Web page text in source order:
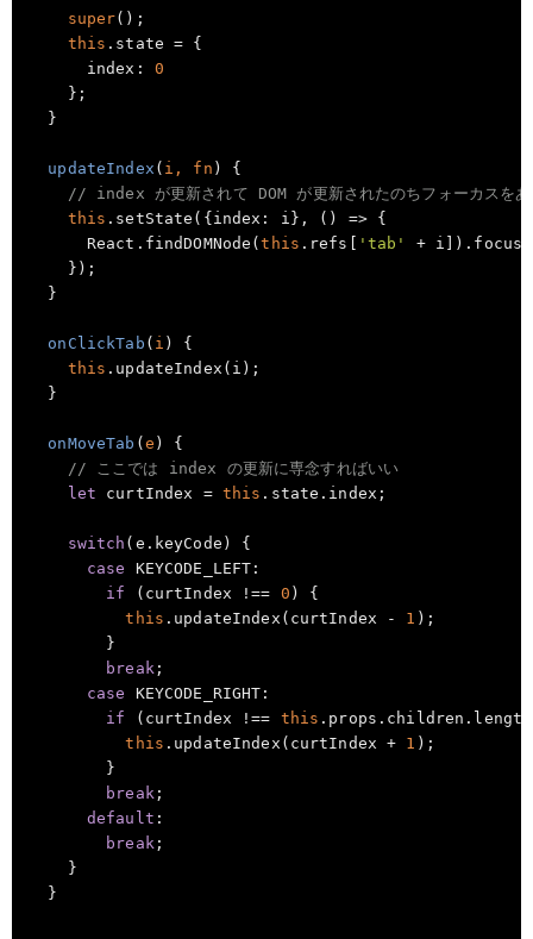
super();
this .state = {
index : 0
    };
  }
updateIndex ( i, fn )
{
// index が更新されて DOM が更新されたのちフォーカスをあ
this .setState({ index : i}, () => {
      React.findDOMNode(
this .refs[ 'tab'
+
    });
  }
onClickTab ( i )
{
this .updateIndex(i);
  }
onMoveTab ( e )
{
// ここでは index の更新に専念すればいい
let curtIndex = this .state.index;
switch (e.keyCode) {
case KEYCODE_LEFT:
if (curtIndex !== 0 ) {
this .updateIndex(curtIndex - 1 );
        }
break;
case KEYCODE_RIGHT:
if (curtIndex !== this
this .updateIndex(curtIndex + 1 );
        }
break;
default :
break;
    }
  }